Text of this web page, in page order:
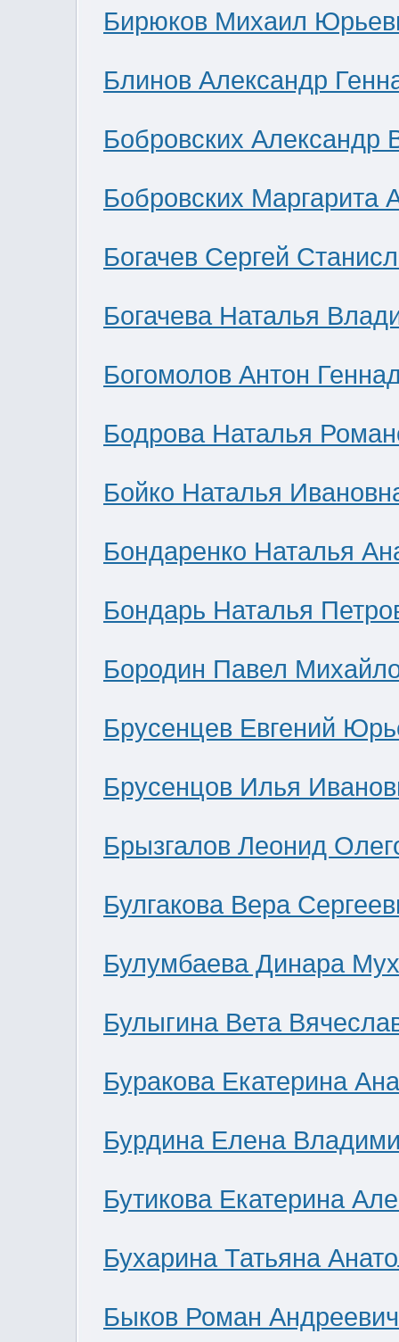
Бирюков Михаил
Блинов Александр
Бобровских Александр
Бобровских Маргарита
Богачев Сергей
Богачева Наталья
Богомолов Антон
Бодрова Наталья
Бойко Наталья
Бондаренко Наталья
Бондарь Наталья
Бородин Павел
Брусенцев Евгений
Брусенцов Илья
Брызгалов Леонид
Булгакова Вера
Булумбаева Динара
Булыгина Вета
Буракова Екатерина
Бурдина Елена
Бутикова Екатерина
Бухарина Татьяна
Быков Роман Андреевич